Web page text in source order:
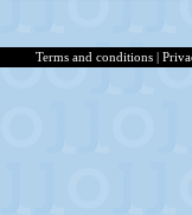
Terms and conditions |